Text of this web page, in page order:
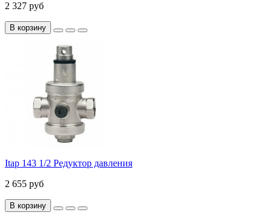
2 327 руб
В корзину
Itap 143 1/2 Редуктор давления
2 655 руб
В корзину